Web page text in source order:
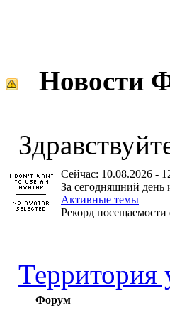
Новости
Сейчас: 10.08.2026 -
За сегодняшний день
Активные темы
Рекорд
Территория
Форум